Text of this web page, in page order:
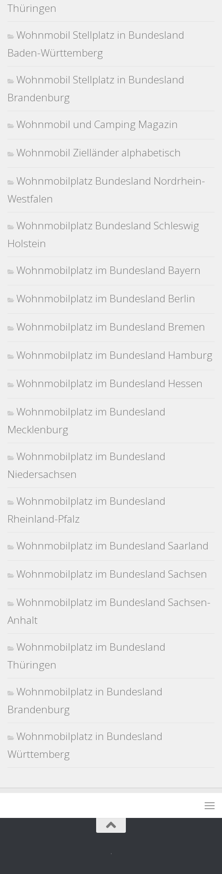
Thüringen
Wohnmobil Stellplatz in Bundesland
Baden-Württemberg
Wohnmobil Stellplatz in Bundesland
Brandenburg
Wohnmobil und Camping Magazin
Wohnmobil Zielländer alphabetisch
Wohnmobilplatz Bundesland Nordrhein-
Westfalen
Wohnmobilplatz Bundesland Schleswig
Holstein
Wohnmobilplatz im Bundesland Bayern
Wohnmobilplatz im Bundesland Berlin
Wohnmobilplatz im Bundesland Bremen
Wohnmobilplatz im Bundesland Hamburg
Wohnmobilplatz im Bundesland Hessen
Wohnmobilplatz im Bundesland
Mecklenburg
Wohnmobilplatz im Bundesland
Niedersachsen
Wohnmobilplatz im Bundesland
Rheinland-Pfalz
Wohnmobilplatz im Bundesland Saarland
Wohnmobilplatz im Bundesland Sachsen
Wohnmobilplatz im Bundesland Sachsen-
Anhalt
Wohnmobilplatz im Bundesland
Thüringen
Wohnmobilplatz in Bundesland
Brandenburg
Wohnmobilplatz in Bundesland
Württemberg
.